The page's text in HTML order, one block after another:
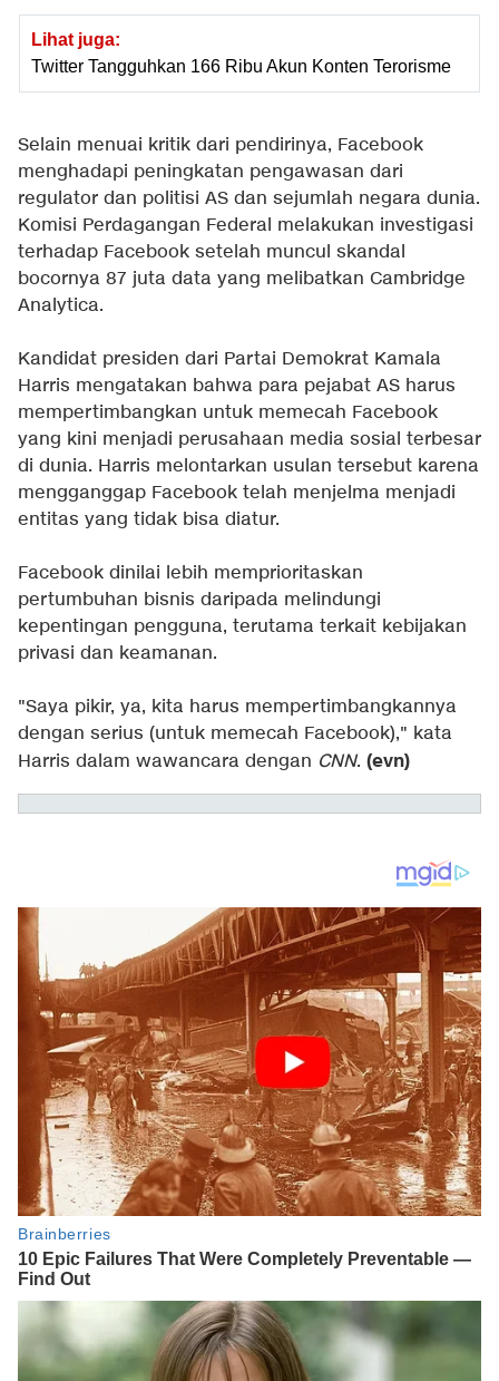
Lihat juga:
Twitter Tangguhkan 166 Ribu Akun Konten Terorisme
Selain menuai kritik dari pendirinya, Facebook
menghadapi peningkatan pengawasan dari
regulator dan politisi AS dan sejumlah negara dunia.
Komisi Perdagangan Federal melakukan investigasi
terhadap Facebook setelah muncul skandal
bocornya 87 juta data yang melibatkan Cambridge
Analytica.
Kandidat presiden dari Partai Demokrat Kamala
Harris mengatakan bahwa para pejabat AS harus
mempertimbangkan untuk memecah Facebook
yang kini menjadi perusahaan media sosial terbesar
di dunia. Harris melontarkan usulan tersebut karena
mengganggap Facebook telah menjelma menjadi
entitas yang tidak bisa diatur.
Facebook dinilai lebih memprioritaskan
pertumbuhan bisnis daripada melindungi
kepentingan pengguna, terutama terkait kebijakan
privasi dan keamanan.
"Saya pikir, ya, kita harus mempertimbangkannya
dengan serius (untuk memecah Facebook)," kata
Harris dalam wawancara dengan CNN. (evn)